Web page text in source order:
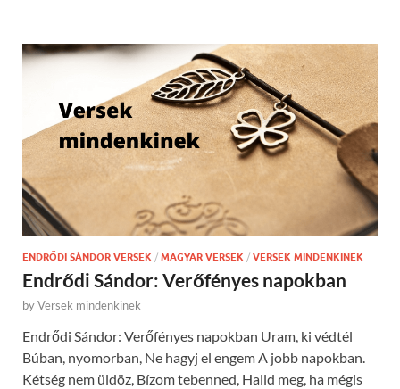
ENDRŐDI SÁNDOR VERSEK / MAGYAR VERSEK / VERSEK MINDENKINEK
Endrődi Sándor: Verőfényes napokban
byVersek mindenkinek
Endrődi Sándor: Verőfényes napokban Uram, ki védtél
Búban, nyomorban, Ne hagyj el engem A jobb napokban.
Kétség nem üldöz, Bízom tebenned, Halld meg, ha mégis